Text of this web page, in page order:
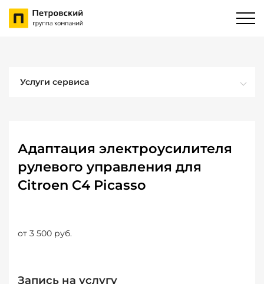
Услуги сервиса
Адаптация электроусилителя
рулевого управления для
Citroen C4 Picasso
от 3 500 руб.
Запись на услугу